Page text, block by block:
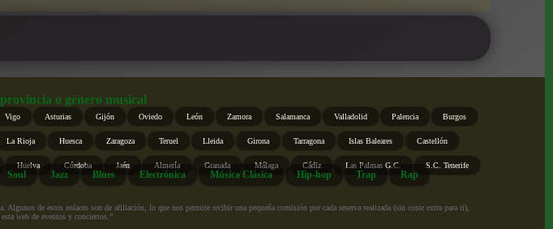
o género musical
Vigo Asturias Gijón Oviedo León Zamora Salamanca Valladolid Palencia Burgos
La Rioja Huesca Zaragoza Teruel Lleida Girona Tarragona Islas Baleares Castellón
Huelva Córdoba Jaén Almería Granada Málaga Cádiz Las Palmas G.C. S.C. Tenerife
Soul Jazz Blues Electrónica Música Clásica Hip-hop Trap Rap
de estos enlaces son de afiliación, lo que nos permite recibir una pequeña comisión por cada reserva realizada (sin coste extra para ti),
web de eventos y conciertos.”